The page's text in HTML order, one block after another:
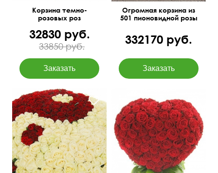
Корзина темно-
розовых роз
32830 руб.
33850 руб.
Огромная корзина из
501 пионовидной розы
332170 руб.
Гигантская корзина из 301
розы, аспидистра, оазис
60 см 65 см